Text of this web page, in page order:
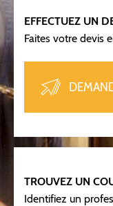
EFFECTUEZ UN
Faites votre devis
TROUVEZ UN
Identifiez un